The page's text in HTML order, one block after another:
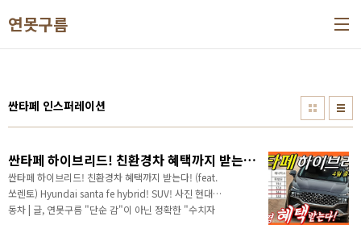
연못구름
싼타페 인스퍼레이션
싼타페 하이브리드! 친환경차 혜택까지 받는다! (feat. 쏘렌토) Hyundai santa fe hybrid! SUV!
싼타페 하이브리드! 친환경차 혜택까지 받는다! (feat.
쏘렌토) Hyundai santa fe hybrid! SUV! 사진 현대자
동차 | 글, 연못구름 "단순 감"이 아닌 정확한 "수치자